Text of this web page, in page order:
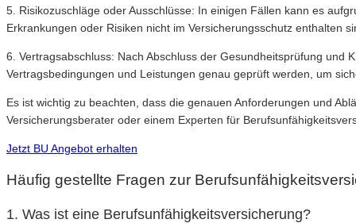
5. Risikozuschläge oder Ausschlüsse: In einigen Fällen kann es
Erkrankungen oder Risiken nicht im Versicherungsschutz enthalten
6. Vertragsabschluss: Nach Abschluss der Gesundheitsprüfung und
Vertragsbedingungen und Leistungen genau geprüft werden, um
Es ist wichtig zu beachten, dass die genauen Anforderungen und
Versicherungsberater oder einem Experten für
Jetzt BU Angebot erhalten
Häufig gestellte Fragen zur
1. Was ist eine Berufsunfähigkeitsversicherung?